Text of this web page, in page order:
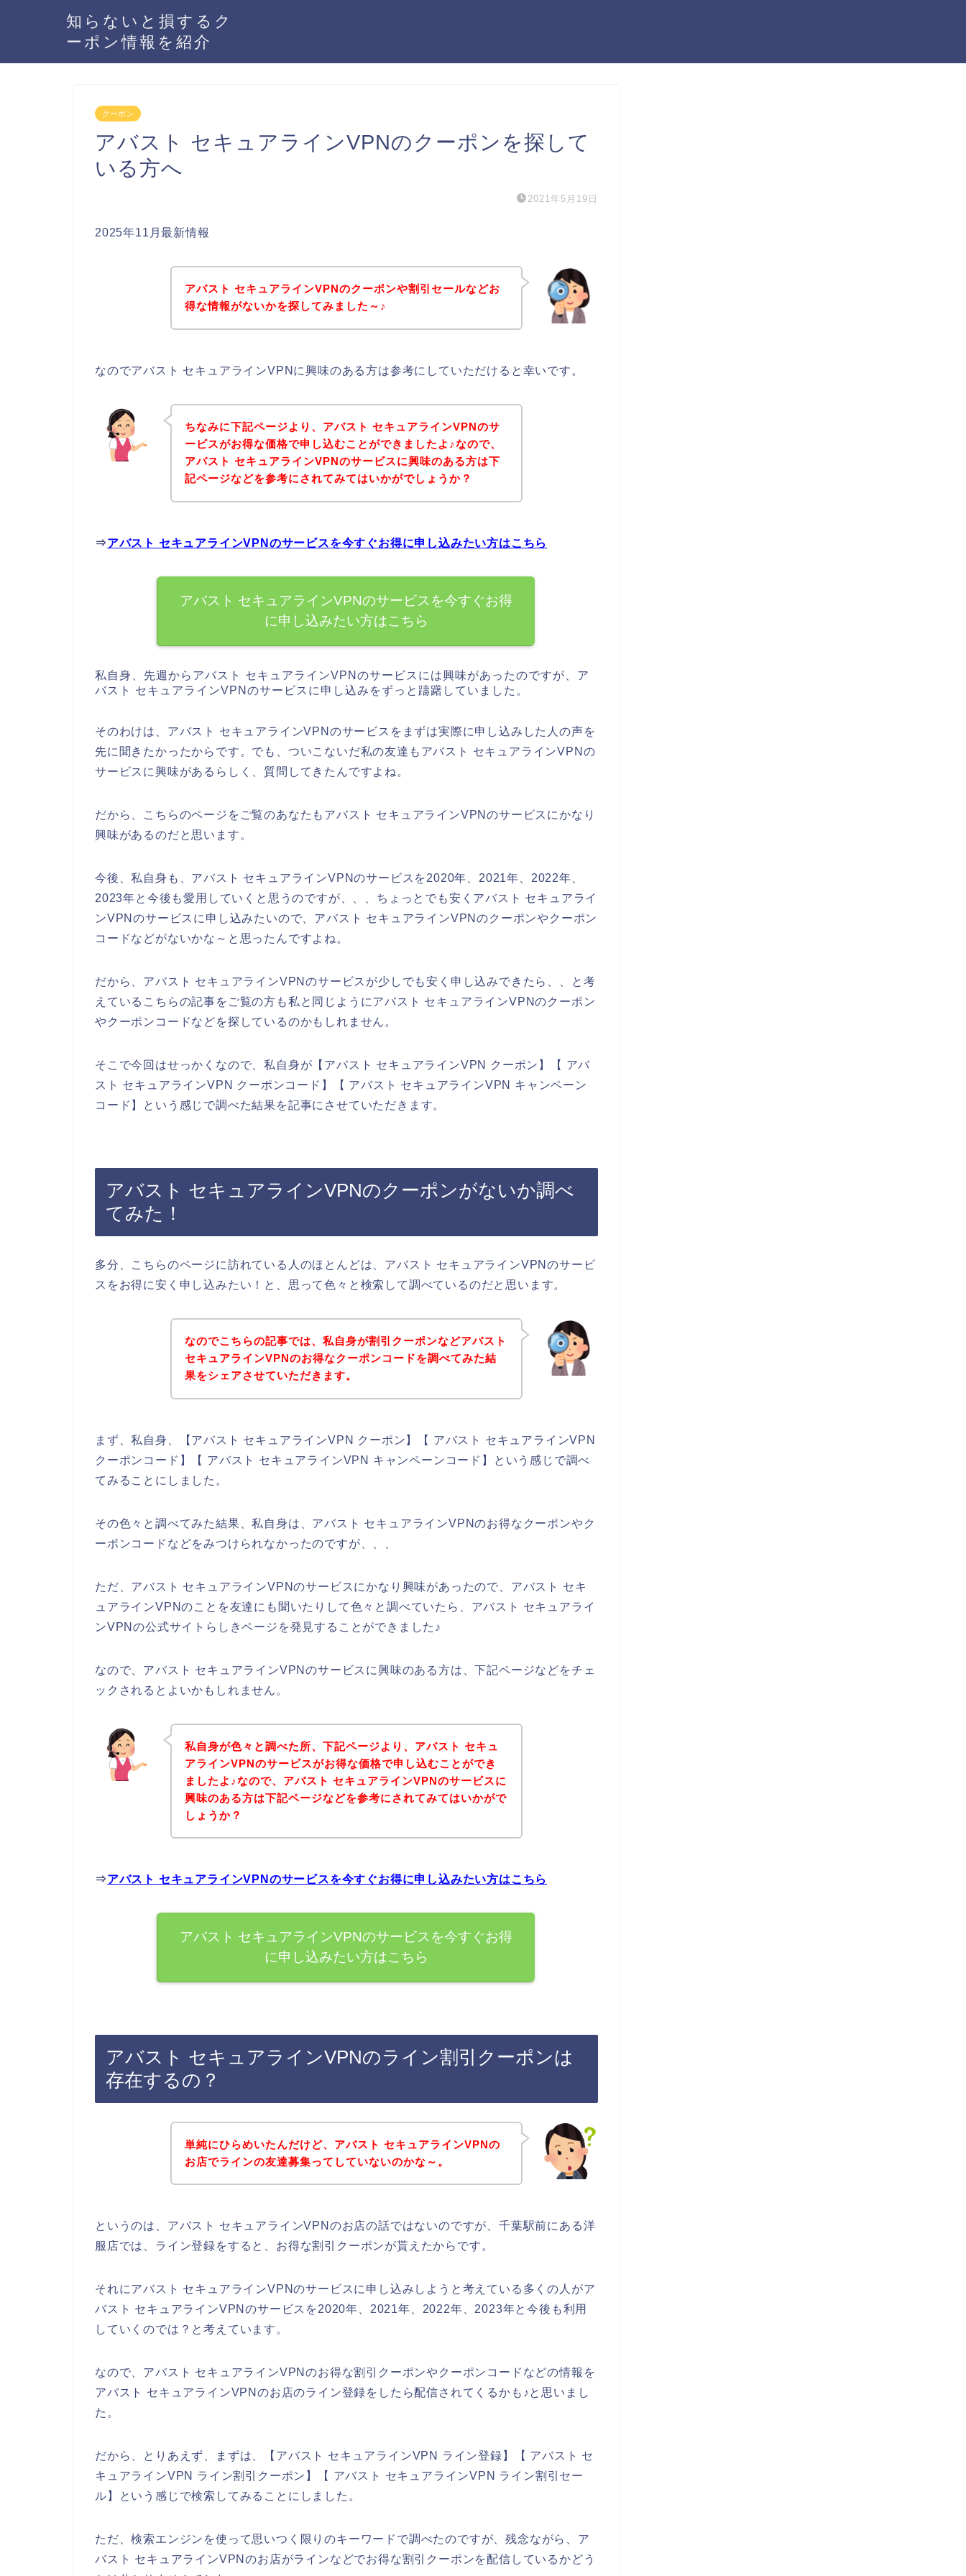
知らないと損するク
ーポン情報を紹介
クーポン
アバスト セキュアラインVPNのクーポンを探して
いる方へ
2021年5月19日
2025年11月最新情報
アバスト セキュアラインVPNのクーポンや割引セールなどお
得な情報がないかを探してみました～♪
なのでアバスト セキュアラインVPNに興味のある方は参考にしていただけると幸いです。
ちなみに下記ページより、アバスト セキュアラインVPNのサ
ービスがお得な価格で申し込むことができましたよ♪なので、
アバスト セキュアラインVPNのサービスに興味のある方は下
記ページなどを参考にされてみてはいかがでしょうか？
⇒アバスト セキュアラインVPNのサービスを今すぐお得に申し込みたい方はこちら
アバスト セキュアラインVPNのサービスを今すぐお得
に申し込みたい方はこちら
私自身、先週からアバスト セキュアラインVPNのサービスには興味があったのですが、ア
バスト セキュアラインVPNのサービスに申し込みをずっと躊躇していました。
そのわけは、アバスト セキュアラインVPNのサービスをまずは実際に申し込みした人の声を
先に聞きたかったからです。でも、ついこないだ私の友達もアバスト セキュアラインVPNの
サービスに興味があるらしく、質問してきたんですよね。
だから、こちらのページをご覧のあなたもアバスト セキュアラインVPNのサービスにかなり
興味があるのだと思います。
今後、私自身も、アバスト セキュアラインVPNのサービスを2020年、2021年、2022年、
2023年と今後も愛用していくと思うのですが、、、ちょっとでも安くアバスト セキュアライ
ンVPNのサービスに申し込みたいので、アバスト セキュアラインVPNのクーポンやクーポン
コードなどがないかな～と思ったんですよね。
だから、アバスト セキュアラインVPNのサービスが少しでも安く申し込みできたら、、と考
えているこちらの記事をご覧の方も私と同じようにアバスト セキュアラインVPNのクーポン
やクーポンコードなどを探しているのかもしれません。
そこで今回はせっかくなので、私自身が【アバスト セキュアラインVPN クーポン】【 アバ
スト セキュアラインVPN クーポンコード】【 アバスト セキュアラインVPN キャンペーン
コード】という感じで調べた結果を記事にさせていただきます。
アバスト セキュアラインVPNのクーポンがないか調べ
てみた！
多分、こちらのページに訪れている人のほとんどは、アバスト セキュアラインVPNのサービ
スをお得に安く申し込みたい！と、思って色々と検索して調べているのだと思います。
なのでこちらの記事では、私自身が割引クーポンなどアバスト
セキュアラインVPNのお得なクーポンコードを調べてみた結
果をシェアさせていただきます。
まず、私自身、【アバスト セキュアラインVPN クーポン】【 アバスト セキュアラインVPN
クーポンコード】【 アバスト セキュアラインVPN キャンペーンコード】という感じで調べ
てみることにしました。
その色々と調べてみた結果、私自身は、アバスト セキュアラインVPNのお得なクーポンやク
ーポンコードなどをみつけられなかったのですが、、、
ただ、アバスト セキュアラインVPNのサービスにかなり興味があったので、アバスト セキ
ュアラインVPNのことを友達にも聞いたりして色々と調べていたら、アバスト セキュアライ
ンVPNの公式サイトらしきページを発見することができました♪
なので、アバスト セキュアラインVPNのサービスに興味のある方は、下記ページなどをチェ
ックされるとよいかもしれません。
私自身が色々と調べた所、下記ページより、アバスト セキュ
アラインVPNのサービスがお得な価格で申し込むことができ
ましたよ♪なので、アバスト セキュアラインVPNのサービスに
興味のある方は下記ページなどを参考にされてみてはいかがで
しょうか？
⇒アバスト セキュアラインVPNのサービスを今すぐお得に申し込みたい方はこちら
アバスト セキュアラインVPNのサービスを今すぐお得
に申し込みたい方はこちら
アバスト セキュアラインVPNのライン割引クーポンは
存在するの？
単純にひらめいたんだけど、アバスト セキュアラインVPNの
お店でラインの友達募集ってしていないのかな～。
というのは、アバスト セキュアラインVPNのお店の話ではないのですが、千葉駅前にある洋
服店では、ライン登録をすると、お得な割引クーポンが貰えたからです。
それにアバスト セキュアラインVPNのサービスに申し込みしようと考えている多くの人がア
バスト セキュアラインVPNのサービスを2020年、2021年、2022年、2023年と今後も利用
していくのでは？と考えています。
なので、アバスト セキュアラインVPNのお得な割引クーポンやクーポンコードなどの情報を
アバスト セキュアラインVPNのお店のライン登録をしたら配信されてくるかも♪と思いまし
た。
だから、とりあえず、まずは、【アバスト セキュアラインVPN ライン登録】【 アバスト セ
キュアラインVPN ライン割引クーポン】【 アバスト セキュアラインVPN ライン割引セー
ル】という感じで検索してみることにしました。
ただ、検索エンジンを使って思いつく限りのキーワードで調べたのですが、残念ながら、ア
バスト セキュアラインVPNのお店がラインなどでお得な割引クーポンを配信しているかどう